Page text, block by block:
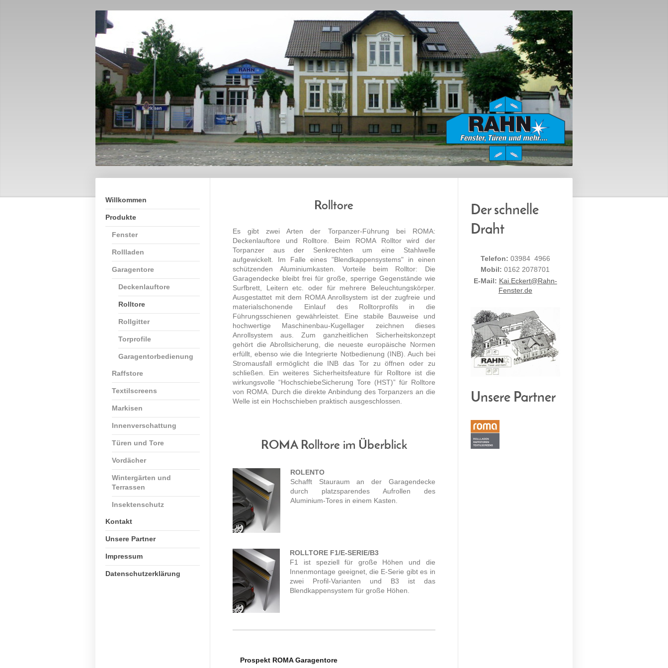
Willkommen
Produkte
Fenster
Rollladen
Garagentore
Deckenlauftore
Rolltore
Rollgitter
Torprofile
Garagentorbedienung
Raffstore
Textilscreens
Markisen
Innenverschattung
Türen und Tore
Vordächer
Wintergärten und
Terrassen
Insektenschutz
Kontakt
Unsere Partner
Impressum
Datenschutzerklärung
Rolltore
Es gibt zwei Arten der Torpanzer-Führung bei ROMA:
Deckenlauftore und Rolltore. Beim ROMA Rolltor wird der
Torpanzer aus der Senkrechten um eine Stahlwelle
aufgewickelt. Im Falle eines "Blendkappensystems" in einen
schützenden Aluminiumkasten. Vorteile beim Rolltor: Die
Garagendecke bleibt frei für große, sperrige Gegenstände wie
Surfbrett, Leitern etc. oder für mehrere Beleuchtungskörper.
Ausgestattet mit dem ROMA Anrollsystem ist der zugfreie und
materialschonende Einlauf des Rolltorprofils in die
Führungsschienen gewährleistet. Eine stabile Bauweise und
hochwertige Maschinenbau-Kugellager zeichnen dieses
Anrollsystem aus. Zum ganzheitlichen Sicherheitskonzept
gehört die Abrollsicherung, die neueste europäische Normen
erfüllt, ebenso wie die Integrierte Notbedienung (INB). Auch bei
Stromausfall ermöglicht die INB das Tor zu öffnen oder zu
schließen. Ein weiteres Sicherheitsfeature für Rolltore ist die
wirkungsvolle “HochschiebeSicherung Tore (HST)” für Rolltore
von ROMA. Durch die direkte Anbindung des Torpanzers an die
Welle ist ein Hochschieben praktisch ausgeschlossen.
ROMA Rolltore im Überblick
ROLENTO
Schafft Stauraum an der Garagendecke
durch platzsparendes Aufrollen des
Aluminium-Tores in einem Kasten.
ROLLTORE F1/E-SERIE/B3
F1 ist speziell für große Höhen und die
Innenmontage geeignet, die E-Serie gibt es in
zwei Profil-Varianten und B3 ist das
Blendkappensystem für große Höhen.
Prospekt ROMA Garagentore
Der schnelle
Draht
Telefon: 03984 4966
Mobil: 0162 2078701
E-Mail: Kai.Eckert@Rahn-
Fenster.de
Unsere Partner